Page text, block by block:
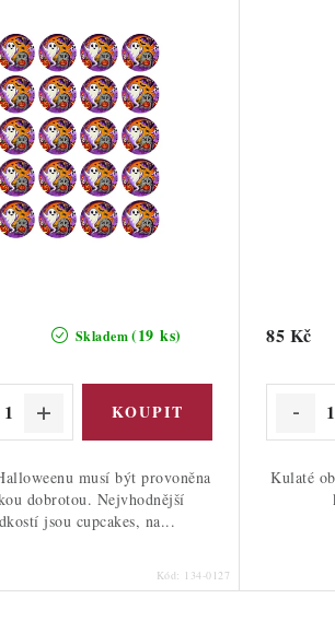
Skladem(19 ks)
musí být provoněna
dobrotou. Nejvhodnější
jsou cupcakes, na...
Kód: 134-0127
85 Kč
Kulaté